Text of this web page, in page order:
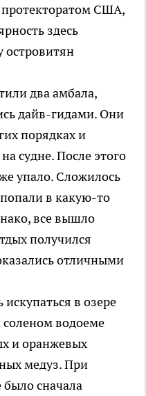
протекторатом США,
здесь
островитян
два амбала,
дайв-гидами. Они
порядках и
судне. После этого
упало. Сложилось
в какую-то
все вышло
получился
отличными
в озере
водоеме
и оранжевых
медуз. При
сначала